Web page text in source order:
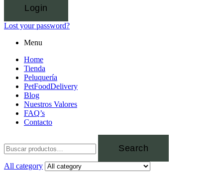
Login
Lost your password?
Menu
Home
Tienda
Peluquería
PetFoodDelivery
Blog
Nuestros Valores
FAQ’s
Contacto
Search
All category